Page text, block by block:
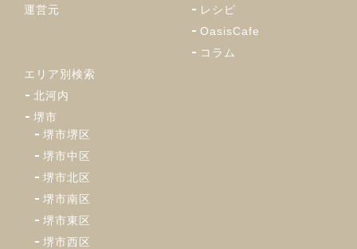
運営元
レシピ
OasisCafe
コラム
エリア別検索
北河内
堺市
堺市堺区
堺市中区
堺市北区
堺市南区
堺市東区
堺市西区